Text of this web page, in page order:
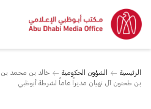
الرئيسية الشؤون الحكومية
خالد بن محمد بن
بن طحنون آل نهيان مديراً عاماً لشرطة أبوظبي